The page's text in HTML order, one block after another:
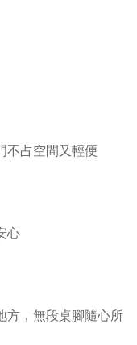
不占空間又輕便
心
方，無段桌腳隨心所